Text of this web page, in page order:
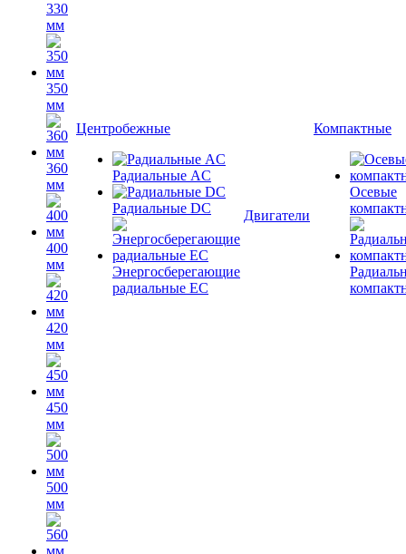
330
мм
350
мм
360
мм
400
мм
420
мм
450
мм
500
мм
Центробежные
Радиальные AC
Радиальные DC
Энергосберегающие
радиальные EC
Двигатели
Компактные
Осевые